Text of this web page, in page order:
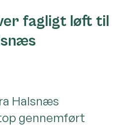
fagligt løft til
Halsnæs
gennemført